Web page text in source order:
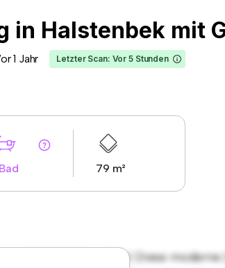
1 Jahr Letzter Scan: Vor 5 Stunden
79 m²
in 25469 Halstenbek! Diese moderne 2